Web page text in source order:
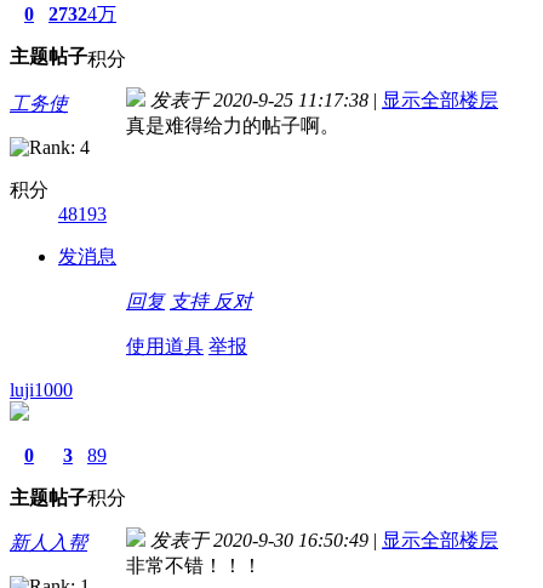
0
主题
2732
帖子
4万
积分
工务使
积分
48193
发消息
发表于 2020-9-25 11:17:38 | 显示全部楼层
真是难得给力的帖子啊。
回复 支持 反对
使用道具 举报
luji1000
0
主题
3
帖子
89
积分
新人入帮 发表于 2020-9-30 16:50:49 | 显示全部楼层
非常不错！！！